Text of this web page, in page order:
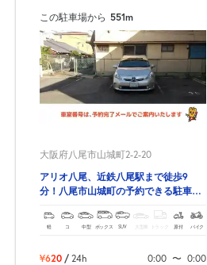
この駐車場から 551m
大阪府八尾市山城町2-2-20
アリオ八尾、近鉄八尾駅まで徒歩9
分！八尾市山城町の予約できる駐車
軽 コ 中型 ボックス SUV 大型車 トラック 原付 バイク
¥620 / 24h 0:00 〜 0:00